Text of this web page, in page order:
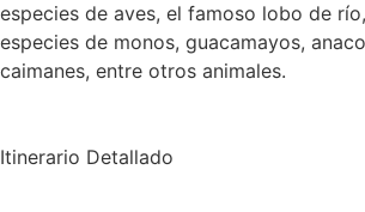
especies de aves, el famoso lobo de
especies de monos, guacamayos,
caimanes, entre otros animales.
Itinerario Detallado